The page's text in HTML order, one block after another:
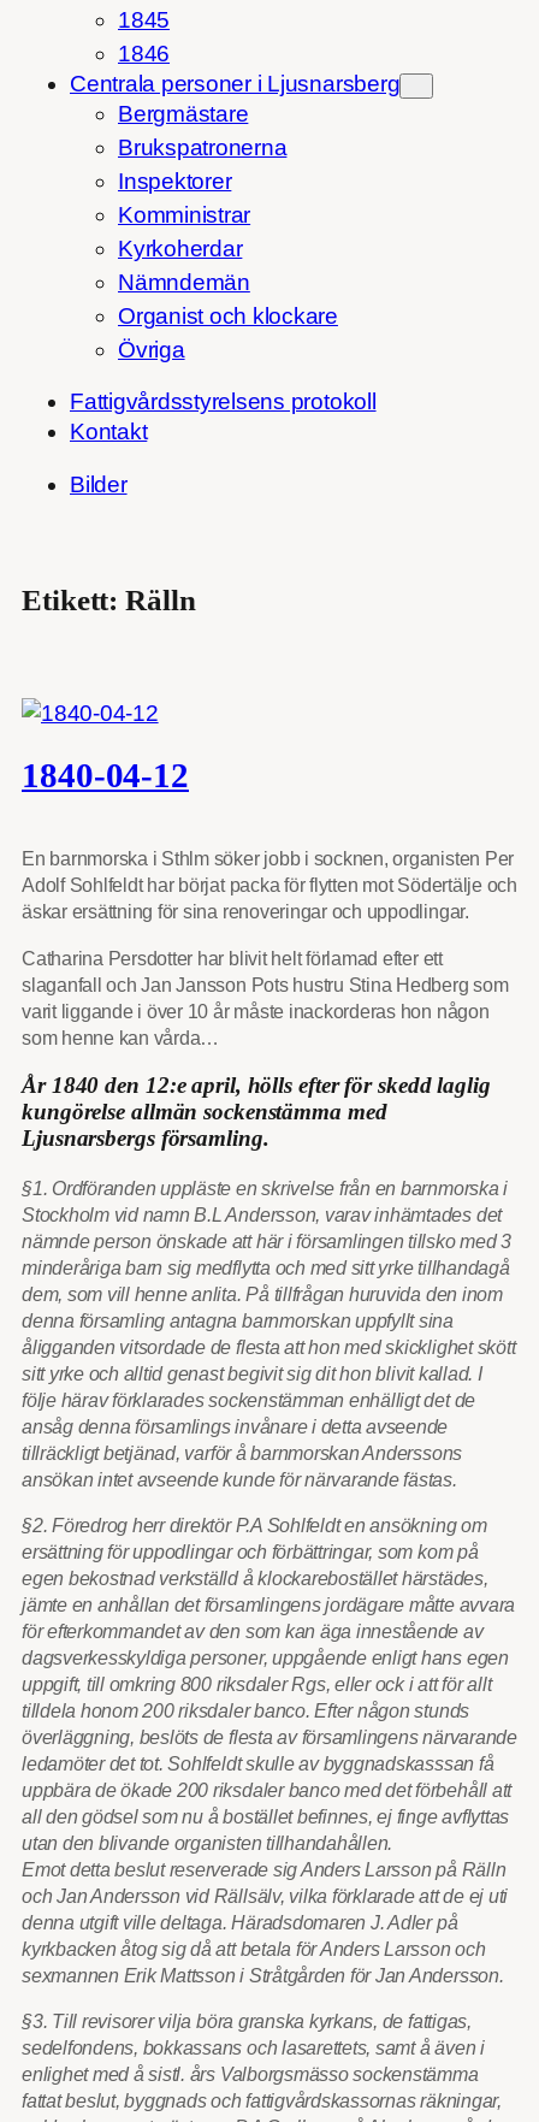
1845
1846
Centrala personer i Ljusnarsberg
Bergmästare
Brukspatronerna
Inspektorer
Komministrar
Kyrkoherdar
Nämndemän
Organist och klockare
Övriga
Fattigvårdsstyrelsens protokoll
Kontakt
Bilder
Etikett:Rälln
1840-04-12
En barnmorska i Sthlm söker jobb i socknen, organisten Per
Adolf Sohlfeldt har börjat packa för flytten mot Södertälje och
äskar ersättning för sina renoveringar och uppodlingar.
Catharina Persdotter har blivit helt förlamad efter ett
slaganfall och Jan Jansson Pots hustru Stina Hedberg som
varit liggande i över 10 år måste inackorderas hon någon
som henne kan vårda…
År 1840 den 12:e april, hölls efter för skedd laglig
kungörelse allmän sockenstämma med
Ljusnarsbergs församling.
§1. Ordföranden uppläste en skrivelse från en barnmorska i
Stockholm vid namn B.L Andersson, varav inhämtades det
nämnde person önskade att här i församlingen tillsko med 3
minderåriga barn sig medflytta och med sitt yrke tillhandagå
dem, som vill henne anlita. På tillfrågan huruvida den inom
denna församling antagna barnmorskan uppfyllt sina
åligganden vitsordade de flesta att hon med skicklighet skött
sitt yrke och alltid genast begivit sig dit hon blivit kallad. I
följe härav förklarades sockenstämman enhälligt det de
ansåg denna församlings invånare i detta avseende
tillräckligt betjänad, varför å barnmorskan Anderssons
ansökan intet avseende kunde för närvarande fästas.
§2. Föredrog herr direktör P.A Sohlfeldt en ansökning om
ersättning för uppodlingar och förbättringar, som kom på
egen bekostnad verkställd å klockarebostället härstädes,
jämte en anhållan det församlingens jordägare måtte avvara
för efterkommandet av den som kan äga innestående av
dagsverkesskyldiga personer, uppgående enligt hans egen
uppgift, till omkring 800 riksdaler Rgs, eller ock i att för allt
tilldela honom 200 riksdaler banco. Efter någon stunds
överläggning, beslöts de flesta av församlingens närvarande
ledamöter det tot. Sohlfeldt skulle av byggnadskasssan få
uppbära de ökade 200 riksdaler banco med det förbehåll att
all den gödsel som nu å bostället befinnes, ej finge avflyttas
utan den blivande organisten tillhandahållen.
Emot detta beslut reserverade sig Anders Larsson på Rälln
och Jan Andersson vid Rällsälv, vilka förklarade att de ej uti
denna utgift ville deltaga. Häradsdomaren J. Adler på
kyrkbacken åtog sig då att betala för Anders Larsson och
sexmannen Erik Mattsson i Stråtgården för Jan Andersson.
§3. Till revisorer vilja böra granska kyrkans, de fattigas,
sedelfondens, bokkassans och lasarettets, samt å även i
enlighet med å sistl. års Valborgsmässo sockenstämma
fattat beslut, byggnads och fattigvårdskassornas räkningar,